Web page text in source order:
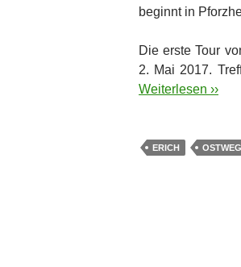
beginnt in
Die erste Tour
2. Mai 2017.
Weiterlesen ››
ERICH OSTWEG